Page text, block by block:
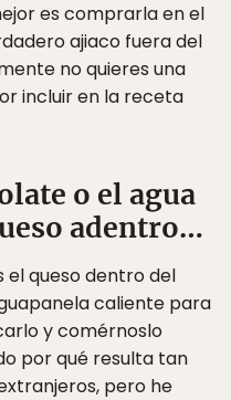
es comprarla en el
ajiaco fuera del
no quieres una
incluir en la receta
o el agua
adentro…
el queso dentro del
caliente para
y comérnoslo
por qué resulta tan
pero he